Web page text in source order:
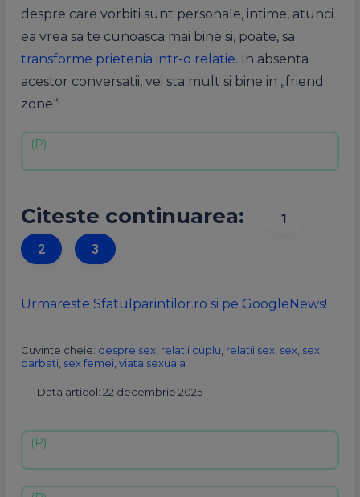
despre care vorbiti sunt personale, intime, atunci
ea vrea sa te cunoasca mai bine si, poate, sa
transforme prietenia intr-o relatie. In absenta
acestor conversatii, vei sta mult si bine in „friend
zone“!
Citeste continuarea:
1
2
3
Urmareste Sfatulparintilor.ro si pe GoogleNews!
Cuvinte cheie: despre sex relatii cuplu relatii sex sex sex
barbati sex femei viata sexuala
Data articol: 22 decembrie 2025